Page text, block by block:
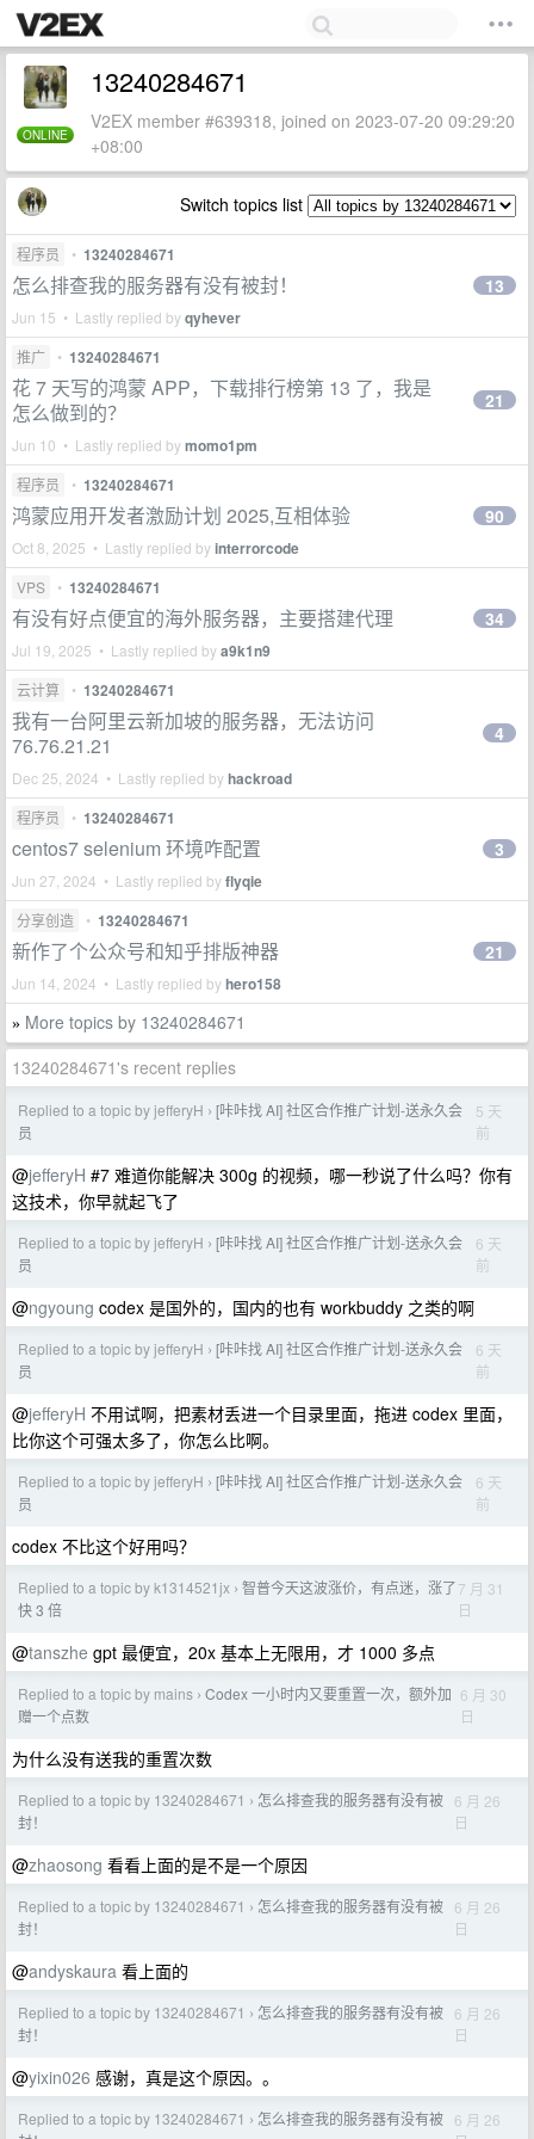
ONLINE
13240284671
V2EX member #639318, joined on 2023-07-20 09:29:20
+08:00
Switch topics list
程序员 • 13240284671
怎么排查我的服务器有没有被封！
Jun 15 • Lastly replied byqyhever
13
推广 • 13240284671
花 7 天写的鸿蒙 APP，下载排行榜第 13 了，我是
怎么做到的？
Jun 10 • Lastly replied bymomo1pm
21
程序员 • 13240284671
鸿蒙应用开发者激励计划 2025,互相体验
Oct 8, 2025 • Lastly replied byinterrorcode
90
VPS • 13240284671
有没有好点便宜的海外服务器，主要搭建代理
Jul 19, 2025 • Lastly replied bya9k1n9
34
云计算 • 13240284671
我有一台阿里云新加坡的服务器，无法访问
76.76.21.21
Dec 25, 2024 • Lastly replied byhackroad
4
程序员 • 13240284671
centos7 selenium 环境咋配置
Jun 27, 2024 • Lastly replied byflyqie
3
分享创造 • 13240284671
新作了个公众号和知乎排版神器
Jun 14, 2024 • Lastly replied byhero158
21
» More topics by 13240284671
13240284671's recent replies
Replied to a topic by jefferyH › [咔咔找 AI] 社区合作推广计划-送永久会
员
5 天
前
@jefferyH #7 难道你能解决 300g 的视频，哪一秒说了什么吗？你有
这技术，你早就起飞了
Replied to a topic by jefferyH › [咔咔找 AI] 社区合作推广计划-送永久会
员
6 天
前
@ngyoung codex 是国外的，国内的也有 workbuddy 之类的啊
Replied to a topic by jefferyH › [咔咔找 AI] 社区合作推广计划-送永久会
员
6 天
前
@jefferyH 不用试啊，把素材丢进一个目录里面，拖进 codex 里面，
比你这个可强太多了，你怎么比啊。
Replied to a topic by jefferyH › [咔咔找 AI] 社区合作推广计划-送永久会
员
6 天
前
codex 不比这个好用吗？
Replied to a topic by k1314521jx › 智普今天这波涨价，有点迷，涨了
快 3 倍
7 月 31
日
@tanszhe gpt 最便宜，20x 基本上无限用，才 1000 多点
Replied to a topic by mains › Codex 一小时内又要重置一次，额外加
赠一个点数
6 月 30
日
为什么没有送我的重置次数
Replied to a topic by 13240284671 › 怎么排查我的服务器有没有被
封！
6 月 26
日
@zhaosong 看看上面的是不是一个原因
Replied to a topic by 13240284671 › 怎么排查我的服务器有没有被
封！
6 月 26
日
@andyskaura 看上面的
Replied to a topic by 13240284671 › 怎么排查我的服务器有没有被
封！
6 月 26
日
@yixin026 感谢，真是这个原因。。
Replied to a topic by 13240284671 › 怎么排查我的服务器有没有被 6 月 26